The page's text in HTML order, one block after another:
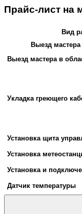
Прайс-лист на
Вид
Выезд
Выезд мастера в
Укладка греющего
Установка щита
Установка
Установка и
Датчик температуры